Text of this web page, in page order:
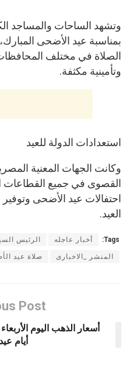
وتشهد الساحات والمساجد
بمناسبة عيد الأضحى
الصلاة في مختلف
وتأمينية مكثفة.
استعدادات الدولة للعيد
وكانت الجهات المعنية
القصوى في جميع القطاعات
احتفالات عيد الأضحى
العيد.
Tags: أخبار عاجله الرئيس
المنشر _الاخبارى صلاة عيد
Post
أيام